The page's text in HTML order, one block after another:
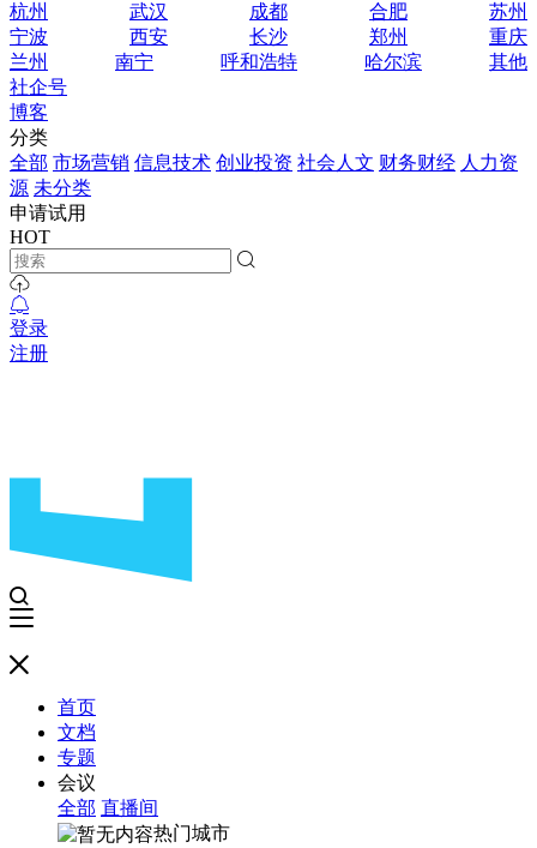
杭州
武汉 成都 合肥
苏州
宁波
西安 长沙 郑州
重庆
兰州
南宁 呼和浩特 哈尔滨
其他
社企号
博客
分类
全部 市场营销 信息技术 创业投资 社会人文 财务财经 人力资
源 未分类
申请试用
HOT
登录
注册
首页
文档
专题
会议
全部 直播间
热门城市